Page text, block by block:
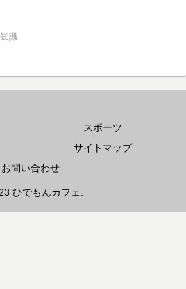
識
スポーツ
サイトマップ
お問い合わせ
ひでもんカフェ.